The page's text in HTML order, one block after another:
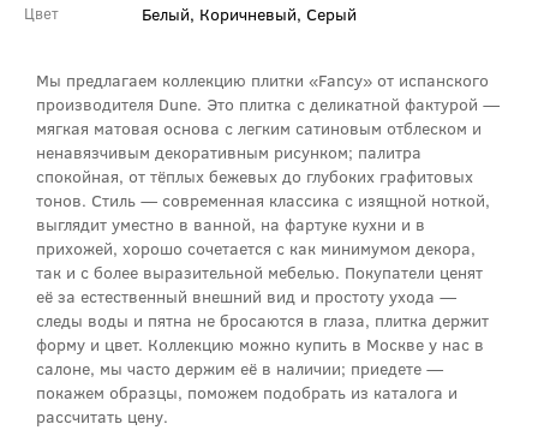
Цвет Белый, Коричневый, Серый
Мы предлагаем коллекцию плитки «Fancy» от испанского
производителя Dune. Это плитка с деликатной фактурой —
мягкая матовая основа с легким сатиновым отблеском и
ненавязчивым декоративным рисунком; палитра
спокойная, от тёплых бежевых до глубоких графитовых
тонов. Стиль — современная классика с изящной ноткой,
выглядит уместно в ванной, на фартуке кухни и в
прихожей, хорошо сочетается с как минимумом декора,
так и с более выразительной мебелью. Покупатели ценят
её за естественный внешний вид и простоту уходa —
следы воды и пятна не бросаются в глаза, плитка держит
форму и цвет. Коллекцию можно купить в Москве у нас в
салоне, мы часто держим её в наличии; приедете —
покажем образцы, поможем подобрать из каталога и
рассчитать цену.